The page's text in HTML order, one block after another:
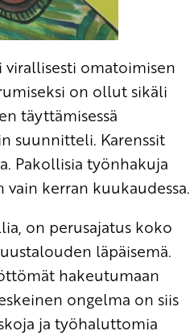
omatoimisen
on ollut sikäli
täyttämisessä
suunnitteli. Karenssit
Pakollisia työnhakuja
kerran kuukaudessa.
on perusajatus koko
läpäisemä.
hakeutumaan
ongelma on siis
ja työhaluttomia